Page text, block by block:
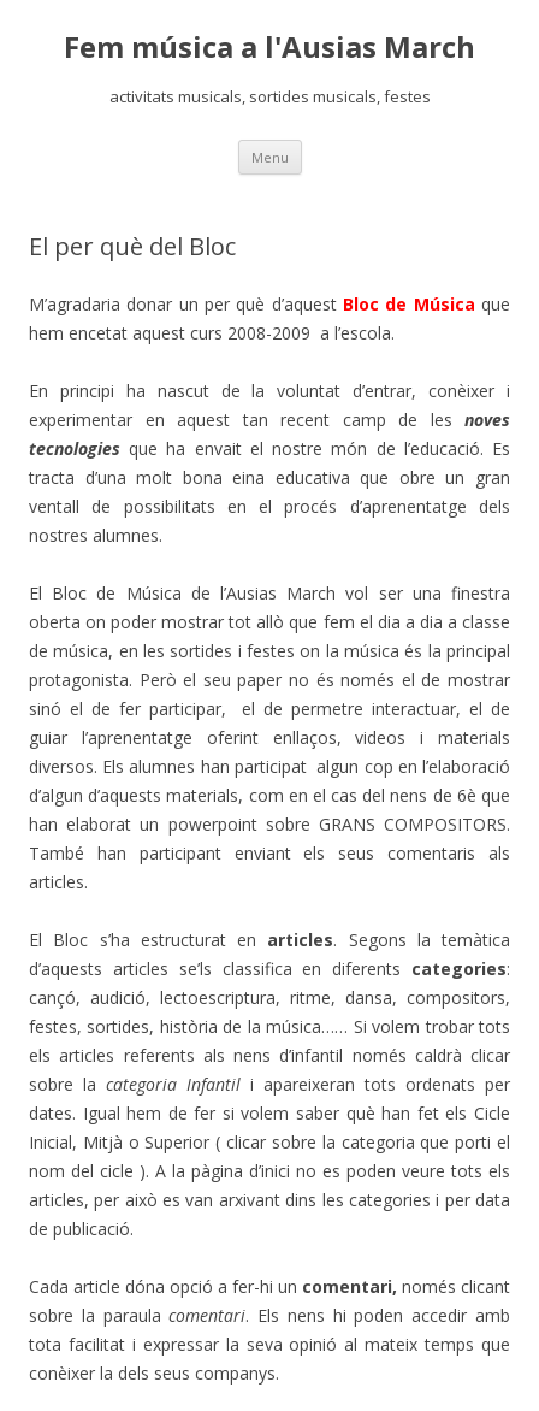
Fem música a l'Ausias March
activitats musicals, sortides musicals, festes
Menu Skip
content
El per què del Bloc
M’agradaria donar un per què d’aquest Bloc de Música que
hem encetat aquest curs 2008-2009 a l’escola.
En principi ha nascut de la voluntat d’entrar, conèixer i
experimentar en aquest tan recent camp de les noves
tecnologiesque ha envait el nostre món de l’educació. Es
tracta d’una molt bona eina educativa que obre un gran
ventall de possibilitats en el procés d’aprenentatge dels
nostres alumnes.
El Bloc de Música de l’Ausias March vol ser una finestra
oberta on poder mostrar tot allò que fem el dia a dia a classe
de música, en les sortides i festes on la música és la principal
protagonista. Però el seu paper no és només el de mostrar
sinó el de fer participar, el de permetre interactuar, el de
guiar l’aprenentatge oferint enllaços, videos i materials
diversos. Els alumnes han participat algun cop en l’elaboració
d’algun d’aquests materials, com en el cas del nens de 6è que
han elaborat un powerpoint sobre GRANS COMPOSITORS.
També han participant enviant els seus comentaris als
articles.
El Bloc s’ha estructurat en articles. Segons la temàtica
d’aquests articles se’ls classifica en diferents categories:
cançó, audició, lectoescriptura, ritme, dansa, compositors,
festes, sortides, història de la música…… Si volem trobar tots
els articles referents als nens d’infantil només caldrà clicar
sobre la categoria Infantil i apareixeran tots ordenats per
dates. Igual hem de fer si volem saber què han fet els Cicle
Inicial, Mitjà o Superior ( clicar sobre la categoria que porti el
nom del cicle ). A la pàgina d’inici no es poden veure tots els
articles, per això es van arxivant dins les categories i per data
de publicació.
Cada article dóna opció a fer-hi un comentari, només clicant
sobre la paraulacomentari. Els nens hi poden accedir amb
tota facilitat i expressar la seva opinió al mateix temps que
conèixer la dels seus companys.